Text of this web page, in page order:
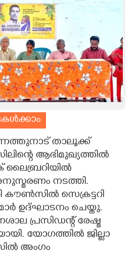
താലൂക്ക്
ആഭിമുഖ്യത്തിൽ
ലൈബ്രറിയിൽ
നടത്തി.
സെക്രട്ടറി
ഉദ്ഘാടനം ചെയ്തു.
പ്രസിഡന്റ് രേഷ്മ
യോഗത്തിൽ ജില്ലാ
അംഗം